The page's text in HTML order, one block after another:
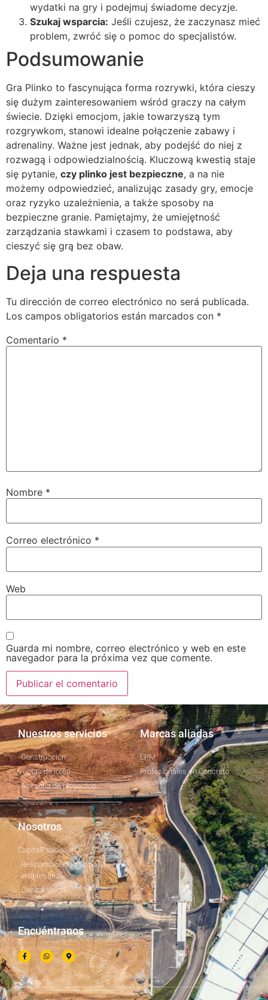
wydatki na gry i podejmuj świadome decyzje.
Szukaj wsparcia: Jeśli czujesz, że zaczynasz mieć
problem, zwróć się o pomoc do specjalistów.
Podsumowanie
Gra Plinko to fascynująca forma rozrywki, która cieszy
się dużym zainteresowaniem wśród graczy na całym
świecie. Dzięki emocjom, jakie towarzyszą tym
rozgrywkom, stanowi idealne połączenie zabawy i
adrenaliny. Ważne jest jednak, aby podejść do niej z
rozwagą i odpowiedzialnością. Kluczową kwestią staje
się pytanie, czy plinko jest bezpieczne, a na nie
możemy odpowiedzieć, analizując zasady gry, emocje
oraz ryzyko uzależnienia, a także sposoby na
bezpieczne granie. Pamiętajmy, że umiejętność
zarządzania stawkami i czasem to podstawa, aby
cieszyć się grą bez obaw.
Deja una respuesta
Tu dirección de correo electrónico no será publicada.
Los campos obligatorios están marcados con *
Comentario *
Nombre *
Correo electrónico *
Web
Guarda mi nombre, correo electrónico y web en este
navegador para la próxima vez que comente.
Nuestros servicios
Construcción
Ventas de lotes
Asesoría de proyectos
Marcas aliadas
EPM
Profesionales en Concreto
Nosotros
CapitalProIdeas
Responsabilidad social
empresarial
Capital Verde
Encuéntranos